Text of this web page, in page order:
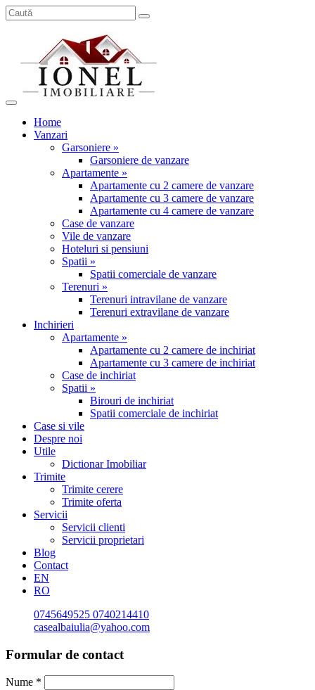
Home
Vanzari
Garsoniere »
Garsoniere de vanzare
Apartamente »
Apartamente cu 2 camere de vanzare
Apartamente cu 3 camere de vanzare
Apartamente cu 4 camere de vanzare
Case de vanzare
Vile de vanzare
Hoteluri si pensiuni
Spatii »
Spatii comerciale de vanzare
Terenuri »
Terenuri intravilane de vanzare
Terenuri extravilane de vanzare
Inchirieri
Apartamente »
Apartamente cu 2 camere de inchiriat
Apartamente cu 3 camere de inchiriat
Case de inchiriat
Spatii »
Birouri de inchiriat
Spatii comerciale de inchiriat
Case si vile
Despre noi
Utile
Dictionar Imobiliar
Trimite
Trimite cerere
Trimite oferta
Servicii
Servicii clienti
Servicii proprietari
Blog
Contact
EN
RO
0745649525 0740214410
casealbaiulia@yahoo.com
Formular de contact
Nume *